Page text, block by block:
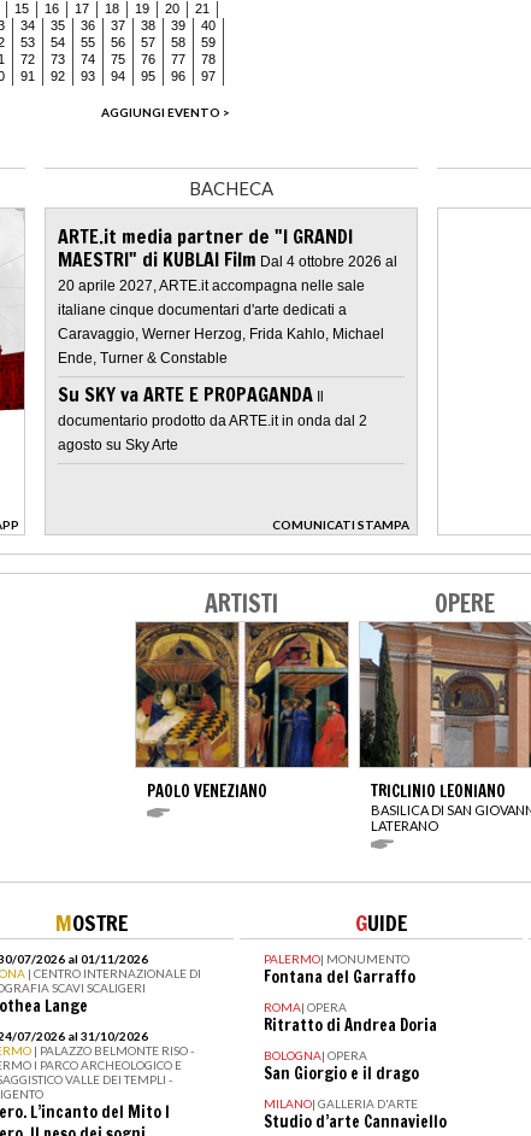
15 16 17 18 19 20
21
34 35 36 37 38 39
40
53 54 55 56 57 58
59
72 73 74 75 76 77
78
91 92 93 94 95 96
97
AGGIUNGI EVENTO >
BACHECA
ARTE.it media partner de "I GRANDI
MAESTRI" di KUBLAI Film Dal 4 ottobre 2026 al
20 aprile 2027, ARTE.it accompagna nelle sale
italiane cinque documentari d'arte dedicati a
Caravaggio, Werner Herzog, Frida Kahlo, Michael
Ende, Turner & Constable
Su SKY va ARTE E PROPAGANDA Il
documentario prodotto da ARTE.it in onda dal 2
agosto su Sky Arte
COMUNICATI STAMPA
>
ARTISTI
PAOLO VENEZIANO
OPERE
TRICLINIO LEONIANO
BASILICA DI SAN
LATERANO
MOSTRE
07/2026 al 01/11/2026
| CENTRO INTERNAZIONALE DI
SCAVI SCALIGERI
Lange
07/2026 al 31/10/2026
| PALAZZO BELMONTE RISO -
I PARCO ARCHEOLOGICO E
VALLE DEI TEMPLI -
L’incanto del Mito I
GUIDE
PALERMO| MONUMENTO
Fontana del Garraffo
ROMA| OPERA
Ritratto di Andrea Doria
BOLOGNA| OPERA
San Giorgio e il drago
MILANO| GALLERIA D'ARTE
Studio d’arte Cannaviello